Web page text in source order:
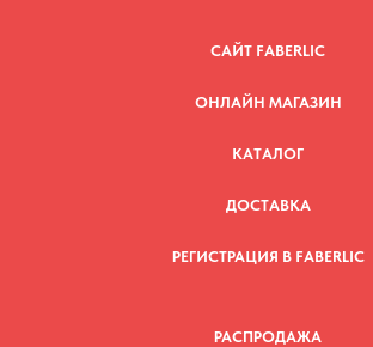
САЙТ FABERLIC
ОНЛАЙН МАГАЗИН
КАТАЛОГ
ДОСТАВКА
РЕГИСТРАЦИЯ В FABERLIC
РАСПРОДАЖА